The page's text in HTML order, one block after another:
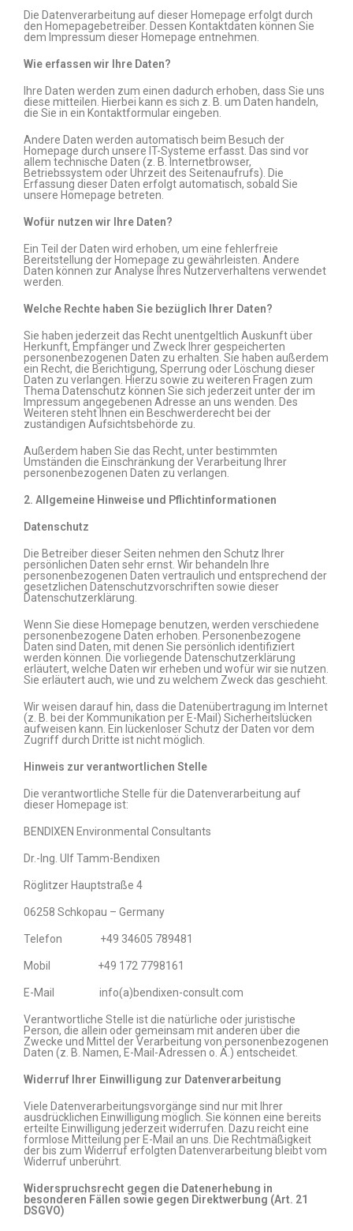
Die Datenverarbeitung auf dieser Homepage erfolgt durch
den Homepagebetreiber. Dessen Kontaktdaten können Sie
dem Impressum dieser Homepage entnehmen.
Wie erfassen wir Ihre Daten?
Ihre Daten werden zum einen dadurch erhoben, dass Sie uns
diese mitteilen. Hierbei kann es sich z. B. um Daten handeln,
die Sie in ein Kontaktformular eingeben.
Andere Daten werden automatisch beim Besuch der
Homepage durch unsere IT-Systeme erfasst. Das sind vor
allem technische Daten (z. B. Internetbrowser,
Betriebssystem oder Uhrzeit des Seitenaufrufs). Die
Erfassung dieser Daten erfolgt automatisch, sobald Sie
unsere Homepage betreten.
Wofür nutzen wir Ihre Daten?
Ein Teil der Daten wird erhoben, um eine fehlerfreie
Bereitstellung der Homepage zu gewährleisten. Andere
Daten können zur Analyse Ihres Nutzerverhaltens verwendet
werden.
Welche Rechte haben Sie bezüglich Ihrer Daten?
Sie haben jederzeit das Recht unentgeltlich Auskunft über
Herkunft, Empfänger und Zweck Ihrer gespeicherten
personenbezogenen Daten zu erhalten. Sie haben außerdem
ein Recht, die Berichtigung, Sperrung oder Löschung dieser
Daten zu verlangen. Hierzu sowie zu weiteren Fragen zum
Thema Datenschutz können Sie sich jederzeit unter der im
Impressum angegebenen Adresse an uns wenden. Des
Weiteren steht Ihnen ein Beschwerderecht bei der
zuständigen Aufsichtsbehörde zu.
Außerdem haben Sie das Recht, unter bestimmten
Umständen die Einschränkung der Verarbeitung Ihrer
personenbezogenen Daten zu verlangen.
2. Allgemeine Hinweise und Pflichtinformationen
Datenschutz
Die Betreiber dieser Seiten nehmen den Schutz Ihrer
persönlichen Daten sehr ernst. Wir behandeln Ihre
personenbezogenen Daten vertraulich und entsprechend der
gesetzlichen Datenschutzvorschriften sowie dieser
Datenschutzerklärung.
Wenn Sie diese Homepage benutzen, werden verschiedene
personenbezogene Daten erhoben. Personenbezogene
Daten sind Daten, mit denen Sie persönlich identifiziert
werden können. Die vorliegende Datenschutzerklärung
erläutert, welche Daten wir erheben und wofür wir sie nutzen.
Sie erläutert auch, wie und zu welchem Zweck das geschieht.
Wir weisen darauf hin, dass die Datenübertragung im Internet
(z. B. bei der Kommunikation per E-Mail) Sicherheitslücken
aufweisen kann. Ein lückenloser Schutz der Daten vor dem
Zugriff durch Dritte ist nicht möglich.
Hinweis zur verantwortlichen Stelle
Die verantwortliche Stelle für die Datenverarbeitung auf
dieser Homepage ist:
BENDIXEN Environmental Consultants
Dr.-Ing. Ulf Tamm-Bendixen
Röglitzer Hauptstraße 4
06258 Schkopau – Germany
Telefon +49 34605 789481
Mobil +49 172 7798161
E-Mail info(a)bendixen-consult.com
Verantwortliche Stelle ist die natürliche oder juristische
Person, die allein oder gemeinsam mit anderen über die
Zwecke und Mittel der Verarbeitung von personenbezogenen
Daten (z. B. Namen, E-Mail-Adressen o. Ä.) entscheidet.
Widerruf Ihrer Einwilligung zur Datenverarbeitung
Viele Datenverarbeitungsvorgänge sind nur mit Ihrer
ausdrücklichen Einwilligung möglich. Sie können eine bereits
erteilte Einwilligung jederzeit widerrufen. Dazu reicht eine
formlose Mitteilung per E-Mail an uns. Die Rechtmäßigkeit
der bis zum Widerruf erfolgten Datenverarbeitung bleibt vom
Widerruf unberührt.
Widerspruchsrecht gegen die Datenerhebung in
besonderen Fällen sowie gegen Direktwerbung (Art. 21
DSGVO)